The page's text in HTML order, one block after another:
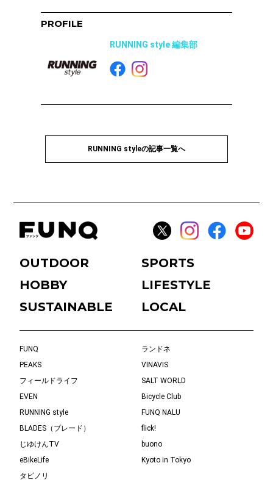
PROFILE
RUNNING style 編集部
RUNNING styleの記事一覧へ
OUTDOOR
SPORTS
HOBBY
LIFESTYLE
SUSTAINABLE
LOCAL
FUNQ
ランドネ
PEAKS
VINAVIS
フィールドライフ
SALT WORLD
EVEN
Bicycle Club
RUNNING style
FUNQ NALU
BLADES（ブレード）
flick!
じゆけんTV
buono
eBikeLife
Kyoto in Tokyo
タビノリ